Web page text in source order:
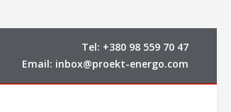
Tel: +380 98 559 70 47
Email: inbox@proekt-energo.com